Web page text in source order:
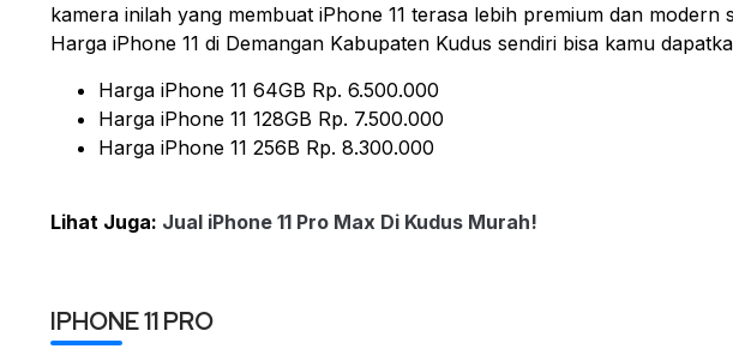
kamera inilah yang membuat iPhone 11 terasa lebih premium dan modern
Harga iPhone 11 di Demangan Kabupaten Kudus sendiri bisa kamu
Harga iPhone 11 64GB Rp. 6.500.000
Harga iPhone 11 128GB Rp. 7.500.000
Harga iPhone 11 256B Rp. 8.300.000
Lihat Juga: Jual iPhone 11 Pro Max Di Kudus Murah!
IPHONE 11 PRO